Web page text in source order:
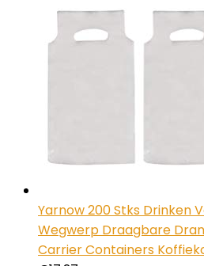
Yarnow 200 Stks Drinken
Wegwerp Draagbare
Carrier Containers